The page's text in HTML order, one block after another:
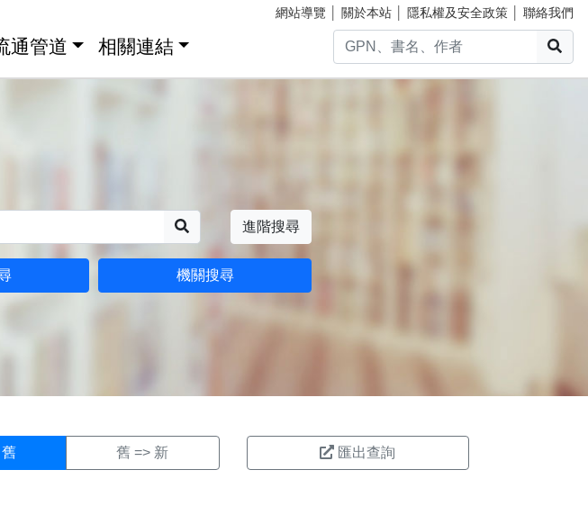
網站導覽 關於本站 隱私權及安全政策 聯絡我們
通管道 相關連結
進階搜尋
機關搜尋
舊 => 新 匯出查詢